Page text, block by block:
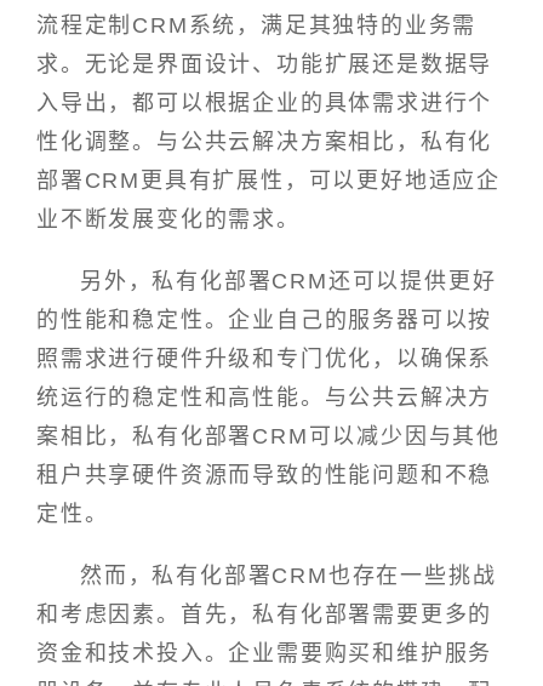
流程定制CRM系统，满足其独特的业务需
求。无论是界面设计、功能扩展还是数据导
入导出，都可以根据企业的具体需求进行个
性化调整。与公共云解决方案相比，私有化
部署CRM更具有扩展性，可以更好地适应企
业不断发展变化的需求。
另外，私有化部署CRM还可以提供更好
的性能和稳定性。企业自己的服务器可以按
照需求进行硬件升级和专门优化，以确保系
统运行的稳定性和高性能。与公共云解决方
案相比，私有化部署CRM可以减少因与其他
租户共享硬件资源而导致的性能问题和不稳
定性。
然而，私有化部署CRM也存在一些挑战
和考虑因素。首先，私有化部署需要更多的
资金和技术投入。企业需要购买和维护服务